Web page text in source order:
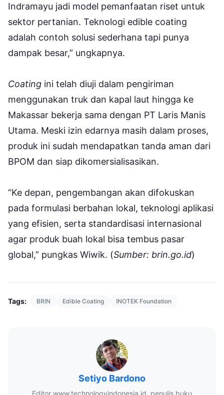
Indramayu jadi model pemanfaatan riset untuk
sektor pertanian. Teknologi edible coating
adalah contoh solusi sederhana tapi punya
dampak besar,” ungkapnya.
Coating ini telah diuji dalam pengiriman
menggunakan truk dan kapal laut hingga ke
Makassar bekerja sama dengan PT Laris Manis
Utama. Meski izin edarnya masih dalam proses,
produk ini sudah mendapatkan tanda aman dari
BPOM dan siap dikomersialisasikan.
“Ke depan, pengembangan akan difokuskan
pada formulasi berbahan lokal, teknologi aplikasi
yang efisien, serta standardisasi internasional
agar produk buah lokal bisa tembus pasar
global,” pungkas Wiwik. (Sumber: brin.go.id)
Tags: BRIN Edible Coating INOTEK Foundation
Setiyo Bardono